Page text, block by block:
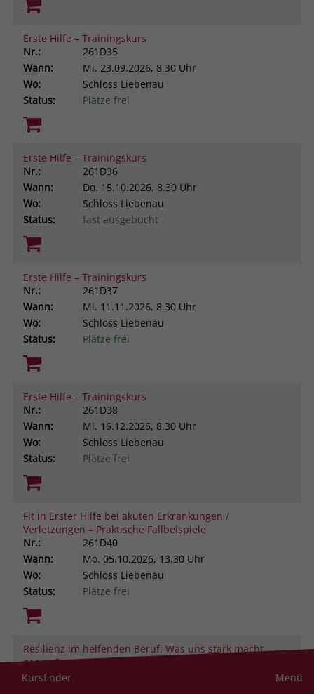
Erste Hilfe – Trainingskurs
Nr.:
261D35
Wann:
Mi. 23.09.2026, 8.30 Uhr
Wo:
Schloss Liebenau
Status:
Plätze frei
Erste Hilfe – Trainingskurs
Nr.:
261D36
Wann:
Do. 15.10.2026, 8.30 Uhr
Wo:
Schloss Liebenau
Status:
fast ausgebucht
Erste Hilfe – Trainingskurs
Nr.:
261D37
Wann:
Mi. 11.11.2026, 8.30 Uhr
Wo:
Schloss Liebenau
Status:
Plätze frei
Erste Hilfe – Trainingskurs
Nr.:
261D38
Wann:
Mi. 16.12.2026, 8.30 Uhr
Wo:
Schloss Liebenau
Status:
Plätze frei
Fit in Erster Hilfe bei akuten Erkrankungen /
Verletzungen – Praktische Fallbeispiele
Nr.:
261D40
Wann:
Mo. 05.10.2026, 13.30 Uhr
Wo:
Schloss Liebenau
Status:
Plätze frei
Resilienz im helfenden Beruf. Was uns stark macht
gegen Stress und Belastung
Nr.:
Kursfinder Menü